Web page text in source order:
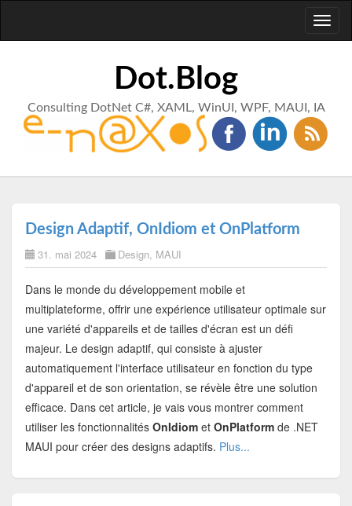
Dot.Blog
Consulting DotNet C#, XAML, WinUI, WPF, MAUI, IA
Design Adaptif, OnIdiom et OnPlatform
31. mai 2024 Design, MAUI
Dans le monde du développement mobile et
multiplateforme, offrir une expérience utilisateur optimale sur
une variété d'appareils et de tailles d'écran est un défi
majeur. Le design adaptif, qui consiste à ajuster
automatiquement l'interface utilisateur en fonction du type
d'appareil et de son orientation, se révèle être une solution
efficace. Dans cet article, je vais vous montrer comment
utiliser les fonctionnalités OnIdiom et OnPlatform de .NET
MAUI pour créer des designs adaptifs. Plus...